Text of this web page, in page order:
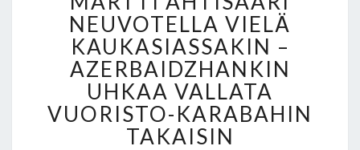
N
S
O
D
A
N
S
Y
NEUVOTELLA VIELÄ
KAUKASIASSAKIN –
AZERBAIDZHANKIN
UHKAA VALLATA
VUORISTO-KARABAHIN
TAKAISIN